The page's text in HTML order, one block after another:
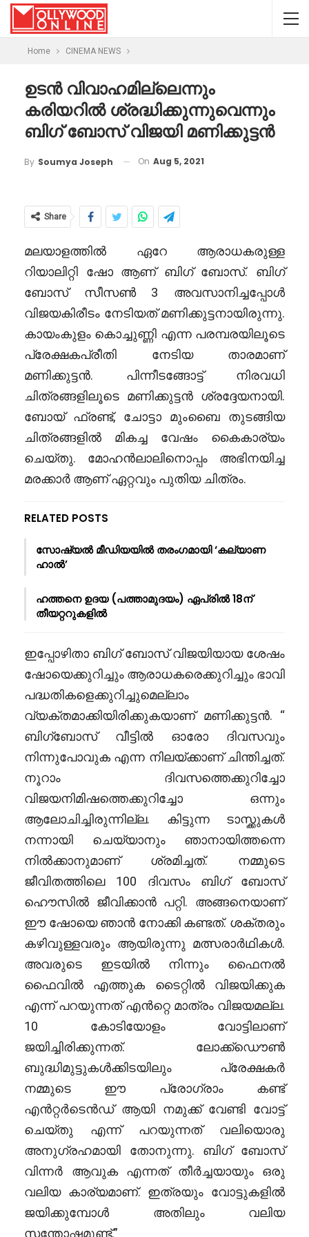
Home CINEMA NEWS
ഉടൻ വിവാഹമില്ലെന്നും
കരിയറിൽ ശ്രദ്ധിക്കുന്നുവെന്നും
ബിഗ് ബോസ് വിജയി മണിക്കുട്ടൻ
By Soumya Joseph On Aug 5, 2021
Share
മലയാളത്തിൽ ഏറേ ആരാധകരുള്ള
റിയാലിറ്റി ഷോ ആണ് ബിഗ് ബോസ്. ബിഗ്
ബോസ് സീസൺ 3 അവസാനിച്ചപ്പോൾ
വിജയകിരീടം നേടിയത് മണിക്കുട്ടനായിരുന്നു.
കായംകുളം കൊച്ചുണ്ണി എന്ന പരമ്പരയിലൂടെ
പ്രേക്ഷകപ്രീതി നേടിയ താരമാണ്
മണിക്കുട്ടൻ. പിന്നീടങ്ങോട്ട് നിരവധി
ചിത്രങ്ങളിലൂടെ മണിക്കുട്ടൻ ശ്രദ്ദേയനായി.
ബോയ് ഫ്രണ്ട്, ചോട്ടാ മുംബൈ തുടങ്ങിയ
ചിത്രങ്ങളിൽ മികച്ച വേഷം കൈകാര്യം
ചെയ്തു. മോഹൻലാലിനൊപ്പം അഭിനയിച്ച
മരക്കാർ ആണ് ഏറ്റവും പുതിയ ചിത്രം.
RELATED POSTS
സോഷ്യൽ മീഡിയയിൽ തരംഗമായി ‘കല്യാണ
ഹാൽ’
ഹത്തനെ ഉദയ (പത്താമുദയം) ഏപ്രിൽ 18ന്
തീയറ്ററുകളിൽ
ഇപ്പോഴിതാ ബിഗ് ബോസ് വിജയിയായ ശേഷം
ഷോയെക്കുറിച്ചും ആരാധകരെക്കുറിച്ചും ഭാവി
പദ്ധതികളെക്കുറിച്ചുമെല്ലാം
വ്യക്തമാക്കിയിരിക്കുകയാണ് മണിക്കുട്ടൻ. “
ബിഗ്ബോസ് വീട്ടിൽ ഓരോ ദിവസവും
നിന്നുപോവുക എന്ന നിലയ്ക്കാണ് ചിന്തിച്ചത്.
നൂറാം ദിവസത്തെക്കുറിച്ചോ
വിജയനിമിഷത്തെക്കുറിച്ചോ ഒന്നും
ആലോചിച്ചിരുന്നില്ല. കിട്ടുന്ന ടാസ്ക്കുകൾ
നന്നായി ചെയ്യാനും ഞാനായിത്തന്നെ
നിൽക്കാനുമാണ് ശ്രമിച്ചത്. നമ്മുടെ
ജീവിതത്തിലെ 100 ദിവസം ബിഗ് ബോസ്
ഹൌസിൽ ജീവിക്കാൻ പറ്റി. അങ്ങനെയാണ്
ഈ ഷോയെ ഞാൻ നോക്കി കണ്ടത്. ശക്തരും
കഴിവുള്ളവരും ആയിരുന്നു മത്സരാർഥികൾ.
അവരുടെ ഇടയിൽ നിന്നും ഫൈനൽ
ഫൈവിൽ എത്തുക ടൈറ്റിൽ വിജയിക്കുക
എന്ന് പറയുന്നത് എൻറ്റെ മാത്രം വിജയമല്ല.
10 കോടിയോളം വോട്ടിലാണ്
ജയിച്ചിരിക്കുന്നത്. ലോക്ക്ഡൌൺ
ബുദ്ധിമുട്ടുകൾക്കിടയിലും പ്രേക്ഷകർ
നമ്മുടെ ഈ പ്രോഗ്രാം കണ്ട്
എൻറ്റർടെൻഡ് ആയി നമുക്ക് വേണ്ടി വോട്ട്
ചെയ്തു എന്ന് പറയുന്നത് വലിയൊരു
അനുഗ്രഹമായി തോനുന്നു. ബിഗ് ബോസ്
വിന്നർ ആവുക എന്നത് തീർച്ചയായും ഒരു
വലിയ കാര്യമാണ്. ഇത്രയും വോട്ടുകളിൽ
ജയിക്കുമ്പോൾ അതിലും വലിയ
സന്തോഷമുണ്ട്.”